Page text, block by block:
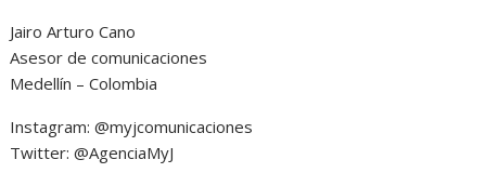
Jairo Arturo Cano
Asesor de comunicaciones
Medellín – Colombia
Instagram: @myjcomunicaciones
Twitter: @AgenciaMyJ